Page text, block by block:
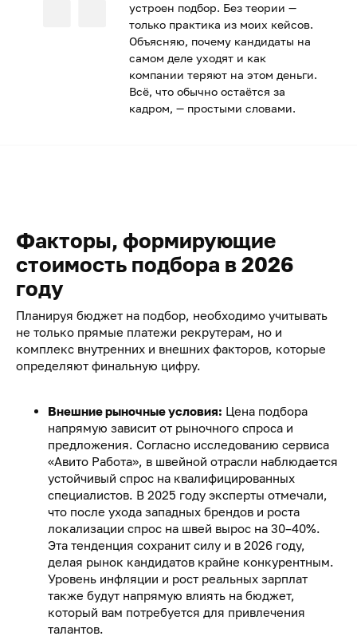
устроен подбор. Без теории —
только практика из моих кейсов.
Объясняю, почему кандидаты на
самом деле уходят и как
компании теряют на этом деньги.
Всё, что обычно остаётся за
кадром, — простыми словами.
Факторы, формирующие
стоимость подбора в 2026
году
Планируя бюджет на подбор, необходимо учитывать
не только прямые платежи рекрутерам, но и
комплекс внутренних и внешних факторов, которые
определяют финальную цифру.
Внешние рыночные условия: Цена подбора
напрямую зависит от рыночного спроса и
предложения. Согласно исследованию сервиса
«Авито Работа», в швейной отрасли наблюдается
устойчивый спрос на квалифицированных
специалистов. В 2025 году эксперты отмечали,
что после ухода западных брендов и роста
локализации спрос на швей вырос на 30–40%.
Эта тенденция сохранит силу и в 2026 году,
делая рынок кандидатов крайне конкурентным.
Уровень инфляции и рост реальных зарплат
также будут напрямую влиять на бюджет,
который вам потребуется для привлечения
талантов.